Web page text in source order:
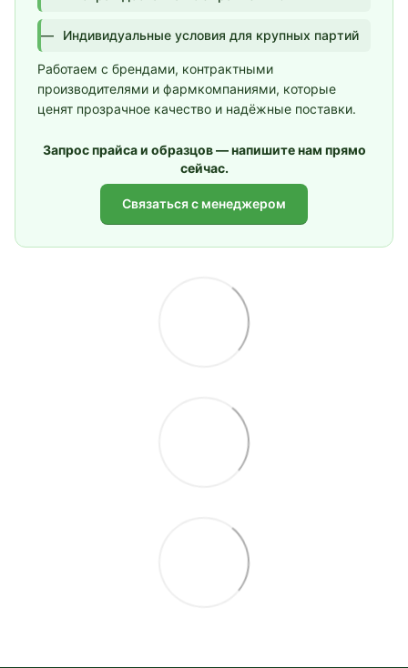
Индивидуальные условия для крупных партий
Работаем с брендами, контрактными
производителями и фармкомпаниями, которые
ценят прозрачное качество и надёжные поставки.
Запрос прайса и образцов — напишите нам прямо
сейчас.
Связаться с менеджером